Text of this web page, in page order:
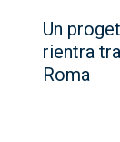
Un
rientra
Roma